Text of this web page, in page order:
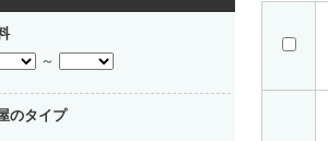
～
のタイプ